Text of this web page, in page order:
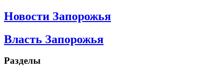
Новости Запорожья
Власть Запорожья
Разделы